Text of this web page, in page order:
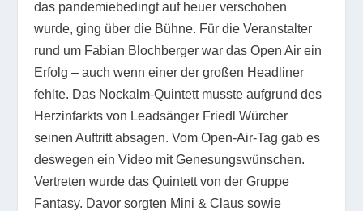
das pandemiebedingt auf heuer verschoben
wurde, ging über die Bühne. Für die Veranstalter
rund um Fabian Blochberger war das Open Air ein
Erfolg – auch wenn einer der großen Headliner
fehlte. Das Nockalm-Quintett musste aufgrund des
Herzinfarkts von Leadsänger Friedl Würcher
seinen Auftritt absagen. Vom Open-Air-Tag gab es
deswegen ein Video mit Genesungswünschen.
Vertreten wurde das Quintett von der Gruppe
Fantasy. Davor sorgten Mini & Claus sowie